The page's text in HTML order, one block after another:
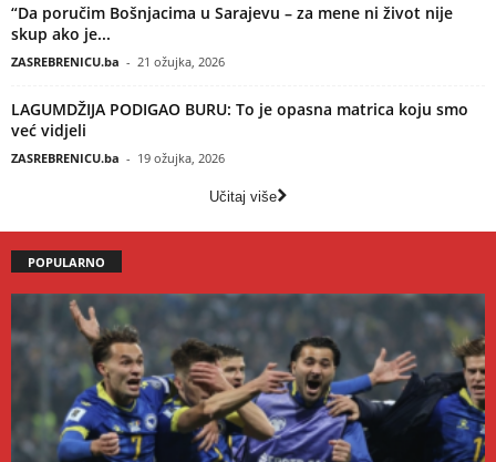
“Da poručim Bošnjacima u Sarajevu – za mene ni život nije
skup ako je...
ZASREBRENICU.ba - 21 ožujka, 2026
LAGUMDŽIJA PODIGAO BURU: To je opasna matrica koju smo
već vidjeli
ZASREBRENICU.ba - 19 ožujka, 2026
Učitaj više
POPULARNO